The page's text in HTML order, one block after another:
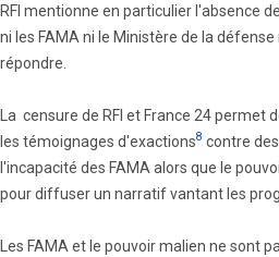
RFI mentionne en particulier l'absence
ni les FAMA ni le Ministère de la défense
répondre.
La censure de RFI et France 24
les témoignages d'exactions8 contre
l'incapacité des FAMA alors que le
pour diffuser un narratif vantant les
Les FAMA et le pouvoir malien ne sont